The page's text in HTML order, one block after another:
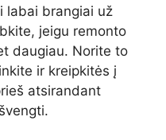
labai brangiai už
jeigu remonto
daugiau. Norite to
ir kreipkitės į
atsirandant